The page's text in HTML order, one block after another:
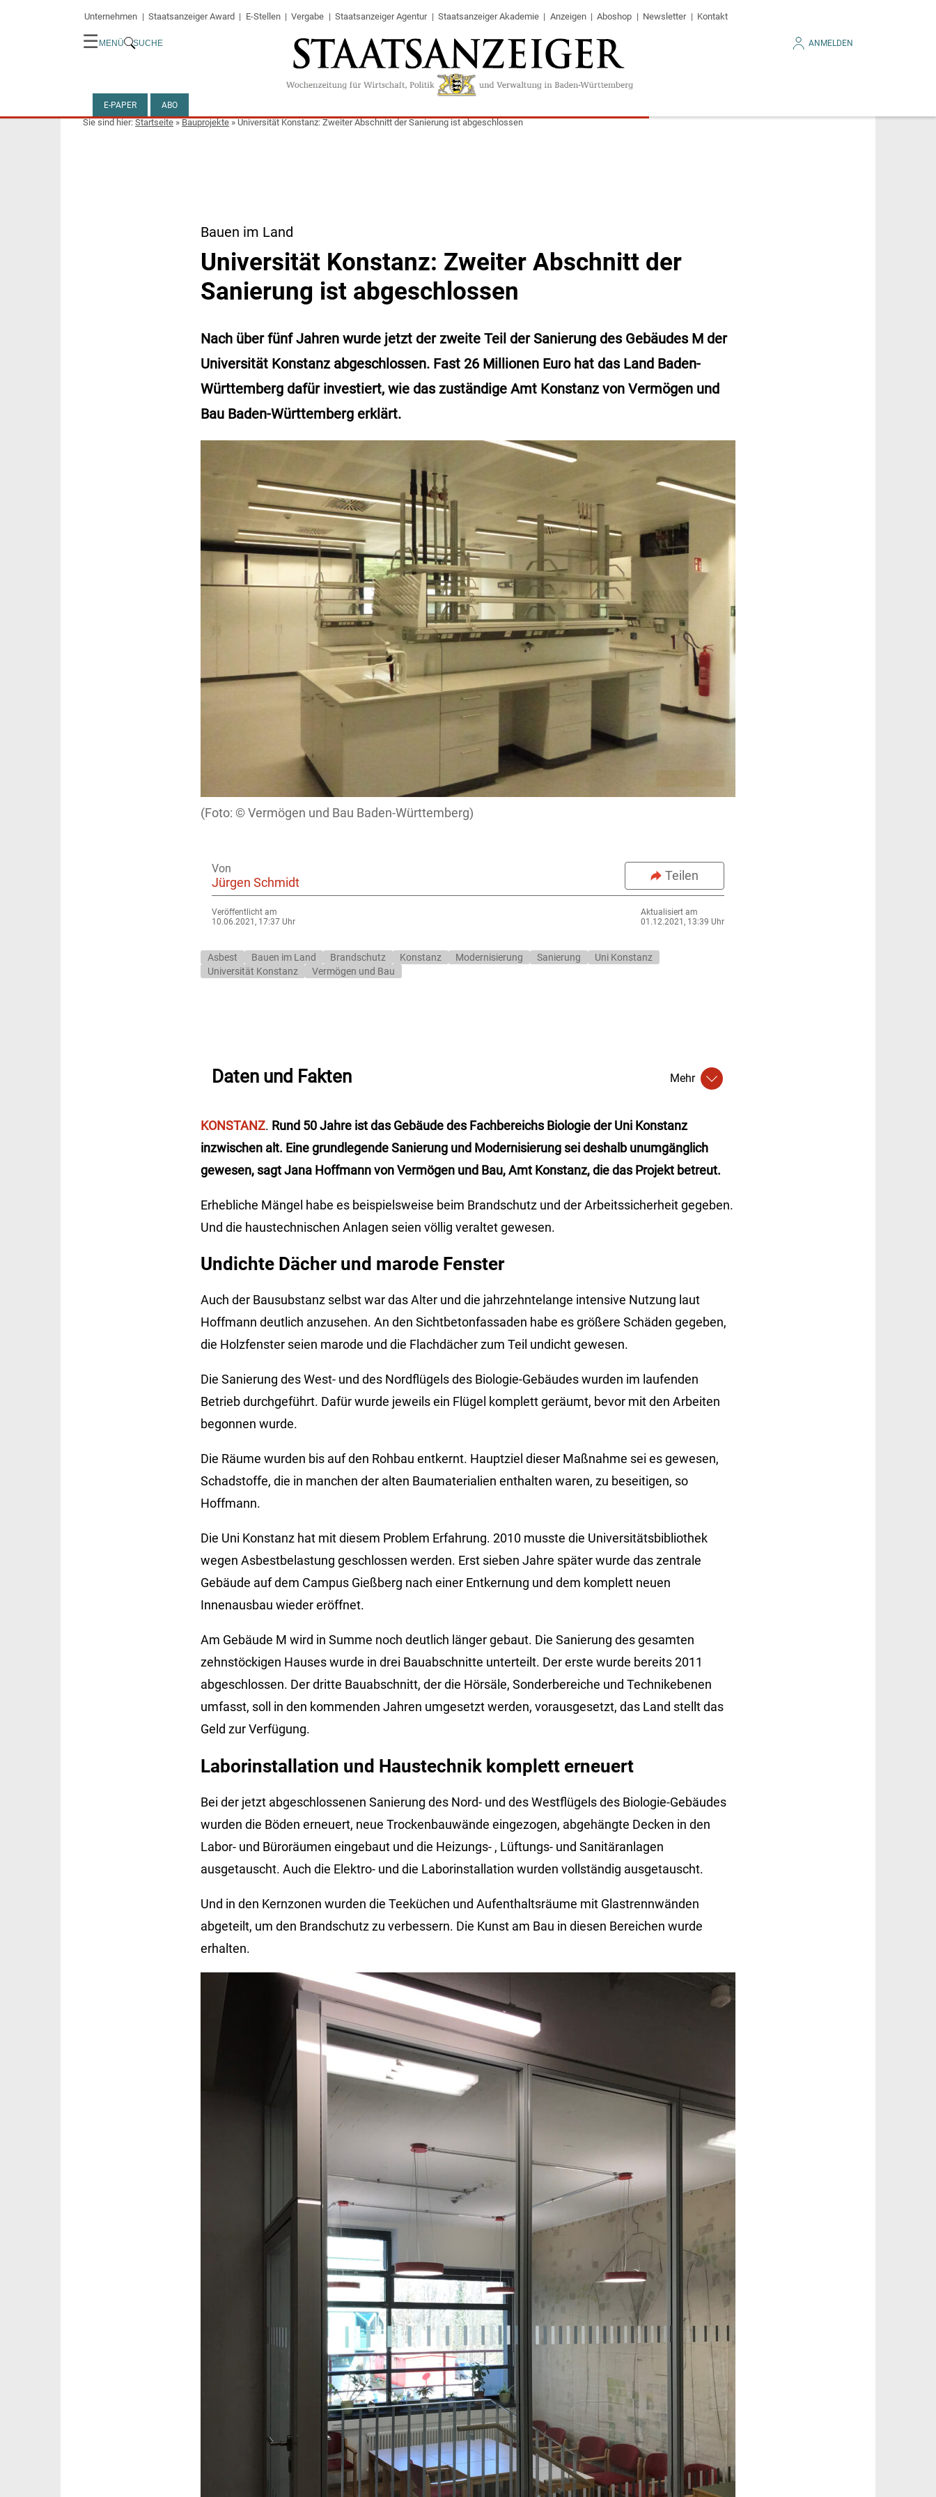
Unternehmen Staatsanzeiger Award E-Stellen Vergabe Staatsanzeiger Agentur Staatsanzeiger Akademie Anzeigen Aboshop Newsletter Kontakt
☰ MENÜ SUCHE ANMELDEN
E-PAPER ABO
Startseite»Bauprojekte»Universität Konstanz: Zweiter Abschnitt der Sanierung ist abgeschlossen
Bauen im Land
Universität Konstanz: Zweiter Abschnitt der
Sanierung ist abgeschlossen
Nach über fünf Jahren wurde jetzt der zweite Teil der Sanierung des Gebäudes M der
Universität Konstanz abgeschlossen. Fast 26 Millionen Euro hat das Land Baden-
Württemberg dafür investiert, wie das zuständige Amt Konstanz von Vermögen und
Bau Baden-Württemberg erklärt.
Vermögen und Bau Baden-Württemberg)
Von
Jürgen Schmidt Teilen
Veröffentlicht am
10.06.2021, 17:37 Uhr
Aktualisiert am
01.12.2021, 13:39 Uhr
Asbest Bauen im Land Brandschutz Konstanz Modernisierung Sanierung
Uni Konstanz
Universität Konstanz
Vermögen und Bau
Daten und Fakten Mehr
KONSTANZ. Rund 50 Jahre ist das Gebäude des Fachbereichs Biologie der Uni Konstanz
inzwischen alt. Eine grundlegende Sanierung und Modernisierung sei deshalb unumgänglich
gewesen, sagt Jana Hoffmann von Vermögen und Bau, Amt Konstanz, die das Projekt betreut.
Erhebliche Mängel habe es beispielsweise beim Brandschutz und der Arbeitssicherheit gegeben.
Und die haustechnischen Anlagen seien völlig veraltet gewesen.
Undichte Dächer und marode Fenster
Auch der Bausubstanz selbst war das Alter und die jahrzehntelange intensive Nutzung laut
Hoffmann deutlich anzusehen. An den Sichtbetonfassaden habe es größere Schäden gegeben,
die Holzfenster seien marode und die Flachdächer zum Teil undicht gewesen.
Die Sanierung des West- und des Nordflügels des Biologie-Gebäudes wurden im laufenden
Betrieb durchgeführt. Dafür wurde jeweils ein Flügel komplett geräumt, bevor mit den Arbeiten
begonnen wurde.
Die Räume wurden bis auf den Rohbau entkernt. Hauptziel dieser Maßnahme sei es gewesen,
Schadstoffe, die in manchen der alten Baumaterialien enthalten waren, zu beseitigen, so
Hoffmann.
Die Uni Konstanz hat mit diesem Problem Erfahrung. 2010 musste die Universitätsbibliothek
wegen Asbestbelastung geschlossen werden. Erst sieben Jahre später wurde das zentrale
Gebäude auf dem Campus Gießberg nach einer Entkernung und dem komplett neuen
Innenausbau wieder eröffnet.
Am Gebäude M wird in Summe noch deutlich länger gebaut. Die Sanierung des gesamten
zehnstöckigen Hauses wurde in drei Bauabschnitte unterteilt. Der erste wurde bereits 2011
abgeschlossen. Der dritte Bauabschnitt, der die Hörsäle, Sonderbereiche und Technikebenen
umfasst, soll in den kommenden Jahren umgesetzt werden, vorausgesetzt, das Land stellt das
Geld zur Verfügung.
Laborinstallation und Haustechnik komplett erneuert
Bei der jetzt abgeschlossenen Sanierung des Nord- und des Westflügels des Biologie-Gebäudes
wurden die Böden erneuert, neue Trockenbauwände eingezogen, abgehängte Decken in den
Labor- und Büroräumen eingebaut und die Heizungs- , Lüftungs- und Sanitäranlagen
ausgetauscht. Auch die Elektro- und die Laborinstallation wurden vollständig ausgetauscht.
Und in den Kernzonen wurden die Teeküchen und Aufenthaltsräume mit Glastrennwänden
abgeteilt, um den Brandschutz zu verbessern. Die Kunst am Bau in diesen Bereichen wurde
erhalten.